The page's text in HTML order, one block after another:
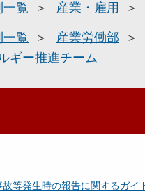
一覧 産業・雇用
一覧 産業労働部
ギー推進チーム
等発生時の報告に関するガイ